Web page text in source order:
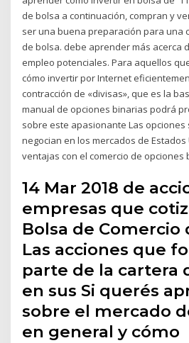
de bolsa a continuación, compran y
ser una buena preparación para una
de bolsa. debe aprender más acerca
empleo potenciales. Para aquellos
cómo invertir por Internet
contracción de «divisas», que es la
manual de opciones binarias podrá
sobre este apasionante Las opciones
negocian en los mercados de Estados
ventajas con el comercio de opciones
14 Mar 2018 de
empresas que
Bolsa de Comercio
Las acciones que
parte de la cartera
en sus Si querés
sobre el mercado
en general y cómo